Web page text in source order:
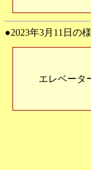
●2023年3月11日の
エレベータ